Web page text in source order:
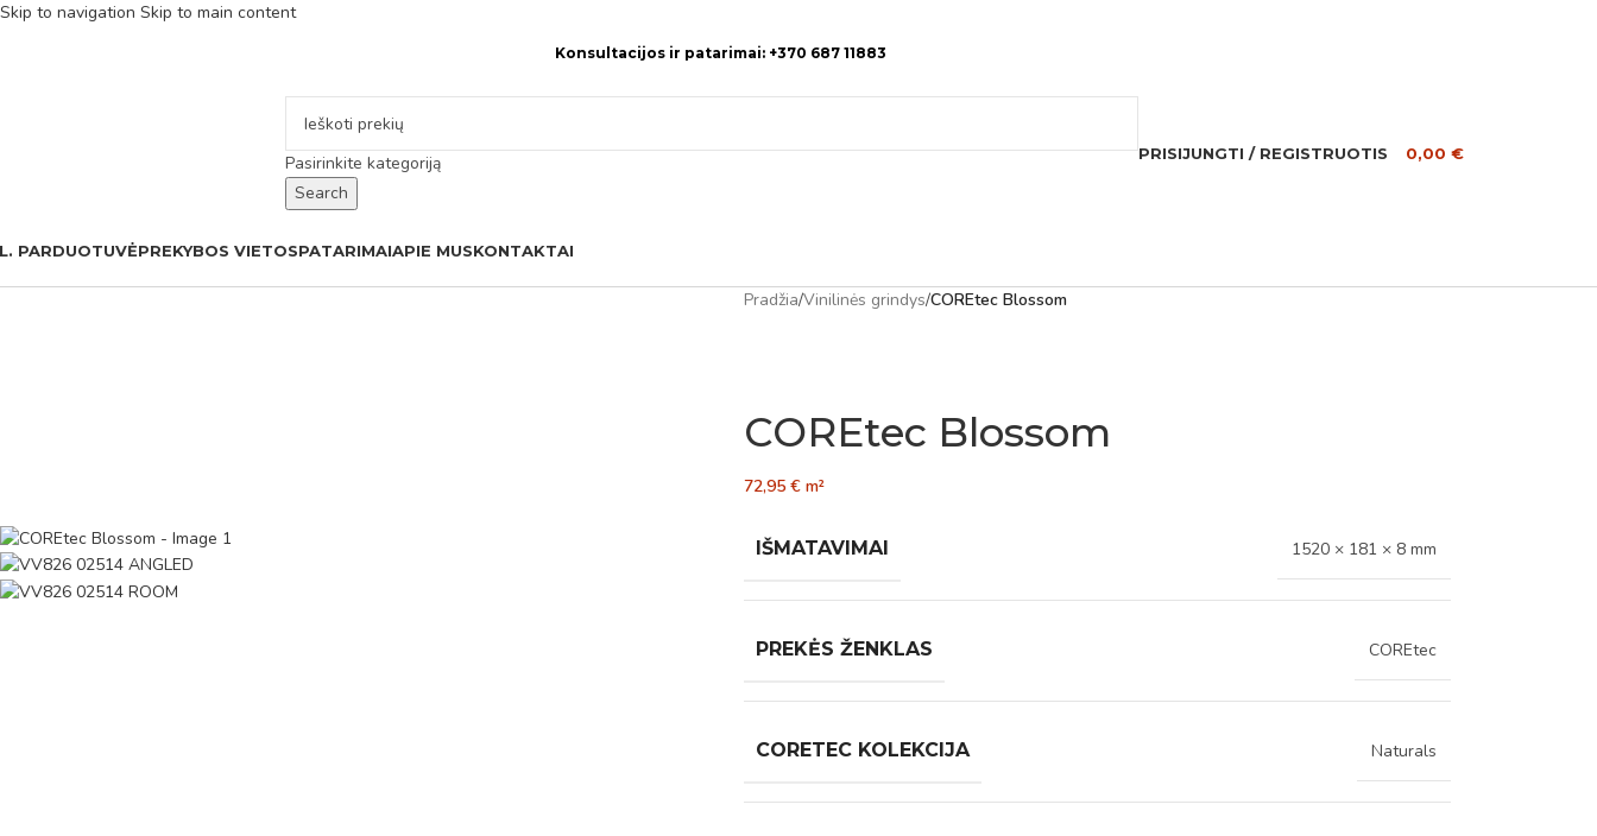
Skip to navigation Skip to main content
Konsultacijos ir patarimai: +370 687 11883
Pasirinkite kategoriją
Search
PRISIJUNGTI / REGISTRUOTIS 0,00 €
PARDUOTUVĖPREKYBOS VIETOSPATARIMAIAPIE MUSKONTAKTAI
Pradžia/Vinilinės grindys/COREtec Blossom
COREtec Blossom
72,95 € m²
IŠMATAVIMAI 1520 × 181 × 8 mm
PREKĖS ŽENKLAS COREtec
CORETEC KOLEKCIJA Naturals